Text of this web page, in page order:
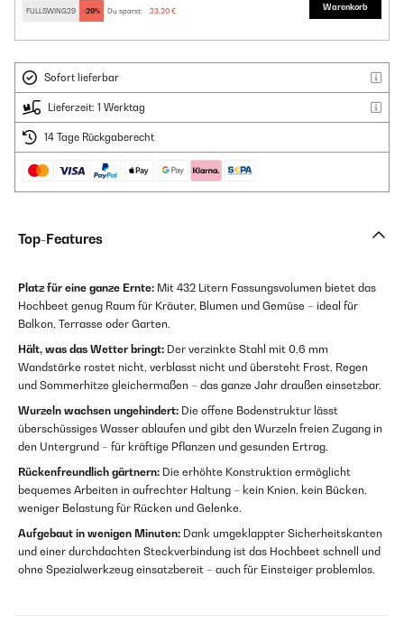
FULLSWING29 -29% Du sparst: 23,20 €
Warenkorb
Sofort lieferbar
Lieferzeit: 1 Werktag
14 Tage Rückgaberecht
Top-Features
Platz für eine ganze Ernte: Mit 432 Litern Fassungsvolumen bietet das
Hochbeet genug Raum für Kräuter, Blumen und Gemüse – ideal für
Balkon, Terrasse oder Garten.
Hält, was das Wetter bringt: Der verzinkte Stahl mit 0,6 mm
Wandstärke rostet nicht, verblasst nicht und übersteht Frost, Regen
und Sommerhitze gleichermaßen – das ganze Jahr draußen einsetzbar.
Wurzeln wachsen ungehindert: Die offene Bodenstruktur lässt
überschüssiges Wasser ablaufen und gibt den Wurzeln freien Zugang in
den Untergrund – für kräftige Pflanzen und gesunden Ertrag.
Rückenfreundlich gärtnern: Die erhöhte Konstruktion ermöglicht
bequemes Arbeiten in aufrechter Haltung – kein Knien, kein Bücken,
weniger Belastung für Rücken und Gelenke.
Aufgebaut in wenigen Minuten: Dank umgeklappter Sicherheitskanten
und einer durchdachten Steckverbindung ist das Hochbeet schnell und
ohne Spezialwerkzeug einsatzbereit – auch für Einsteiger problemlos.